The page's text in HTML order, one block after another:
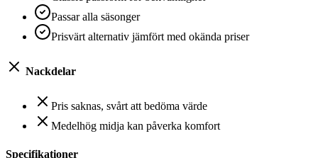
Passar alla säsonger
Prisvärt alternativ jämfört med okända priser
Nackdelar
Pris saknas, svårt att bedöma värde
Medelhög midja kan påverka komfort
Specifikationer